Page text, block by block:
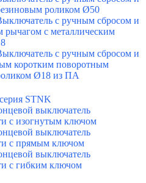
роликом Ø50
с ручным сбросом и
рычагом с металлическим
с ручным сбросом и
коротким поворотным
Ø18 из ПА
STNK
выключатель
с изогнутым ключом
выключатель
с прямым ключом
выключатель
с гибким ключом